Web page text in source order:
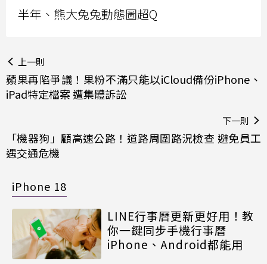
半年、熊大兔兔動態圖超Q
上一則
蘋果再陷爭議！果粉不滿只能以iCloud備份iPhone、
iPad特定檔案 遭集體訴訟
下一則
「機器狗」顧高速公路！道路周圍路況檢查 避免員工
遇交通危機
iPhone 18
LINE行事曆更新更好用！教
你一鍵同步手機行事曆
iPhone、Android都能用